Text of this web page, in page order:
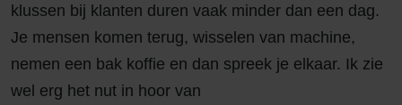
klussen bij klanten duren vaak minder dan een dag.
Je mensen komen terug, wisselen van machine,
nemen een bak koffie en dan spreek je elkaar. Ik zie
wel erg het nut in hoor van